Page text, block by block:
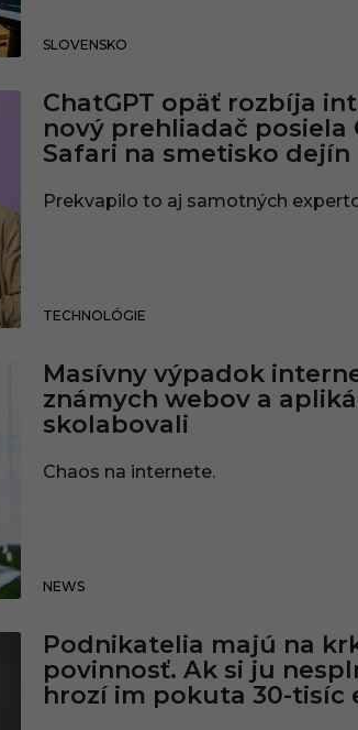
SLOVENSKO
ChatGPT opäť rozbíja
nový prehliadač posiela
Safari na smetisko dejín
Prekvapilo to aj samotných
TECHNOLÓGIE
Masívny výpadok
známych webov a
skolabovali
Chaos na internete.
NEWS
Podnikatelia majú na
povinnosť. Ak si ju
hrozí im pokuta 30-tisíc